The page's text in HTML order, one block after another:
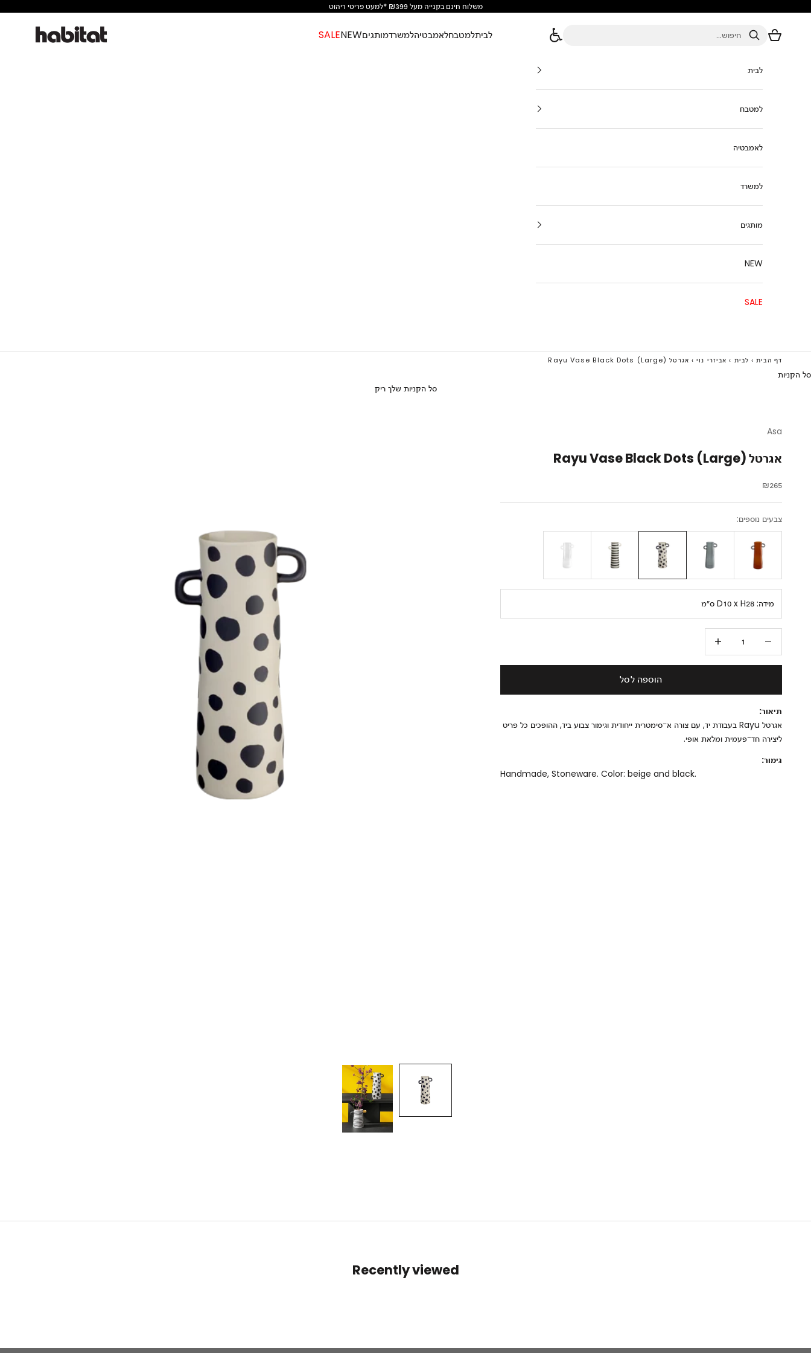
משלוח חינם בקנייה מעל ₪399 *למעט פריטי ריהוט
habitat online לביתלמטבחלאמבטיהלמשרדמותגיםNEW
SALE חיפוש
סל הקניות
לבית
למטבח
לאמבטיה
למשרד
מותגים
NEW
SALE
דף הבית › לבית › אביזרי נוי › אגרטל Rayu Vase Black Dots (Large)
סל הקניות
סל הקניות שלך ריק
Asa
אגרטל Rayu Vase Black Dots (Large)
מחיר מבצע
₪265
צבעים נוספים:
מידה: D10 x H28 ס״מ
הוספה לסל
תיאור:
אגרטל Rayu בעבודת יד, עם צורה א־סימטרית ייחודית וגימור צבוע ביד, ההופכים כל פריט
ליצירה חד־פעמית ומלאת אופי.
גימור:
Handmade, Stoneware. Color: beige and black.
Recently viewed